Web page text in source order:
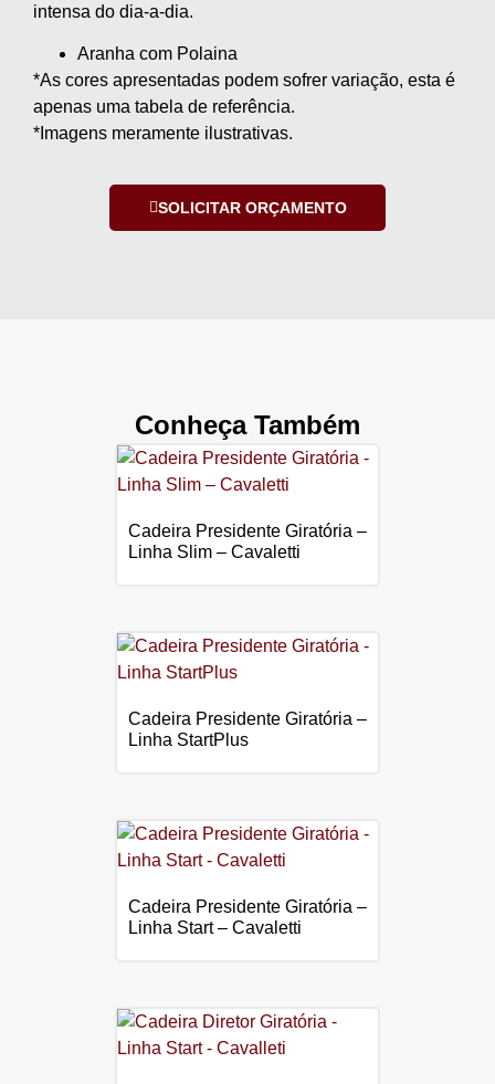
intensa do dia-a-dia.
Aranha com Polaina
*As cores apresentadas podem sofrer variação, esta é
apenas uma tabela de referência.
*Imagens meramente ilustrativas.
SOLICITAR ORÇAMENTO
Conheça Também
Cadeira Presidente Giratória –
Linha Slim – Cavaletti
Cadeira Presidente Giratória –
Linha StartPlus
Cadeira Presidente Giratória –
Linha Start – Cavaletti